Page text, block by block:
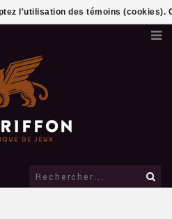
l'utilisation des témoins